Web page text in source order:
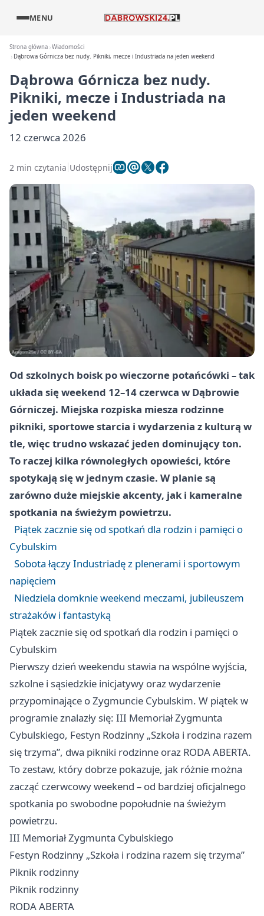
MENU
Strona główna Wiadomości
Dąbrowa Górnicza bez nudy. Pikniki, mecze i Industriada na jeden weekend
Dąbrowa Górnicza bez nudy.
Pikniki, mecze i Industriada na
jeden weekend
12 czerwca 2026
2 min czytania Udostępnij
Od szkolnych boisk po wieczorne potańcówki – tak
układa się weekend 12–14 czerwca w Dąbrowie
Górniczej. Miejska rozpiska miesza rodzinne
pikniki, sportowe starcia i wydarzenia z kulturą w
tle, więc trudno wskazać jeden dominujący ton.
To raczej kilka równoległych opowieści, które
spotykają się w jednym czasie. W planie są
zarówno duże miejskie akcenty, jak i kameralne
spotkania na świeżym powietrzu.
Piątek zacznie się od spotkań dla rodzin i pamięci o
Cybulskim
Sobota łączy Industriadę z plenerami i sportowym
napięciem
Niedziela domknie weekend meczami, jubileuszem
strażaków i fantastyką
Piątek zacznie się od spotkań dla rodzin i pamięci o
Cybulskim
Pierwszy dzień weekendu stawia na wspólne wyjścia,
szkolne i sąsiedzkie inicjatywy oraz wydarzenie
przypominające o Zygmuncie Cybulskim. W piątek w
programie znalazły się: III Memoriał Zygmunta
Cybulskiego, Festyn Rodzinny „Szkoła i rodzina razem
się trzyma”, dwa pikniki rodzinne oraz RODA ABERTA.
To zestaw, który dobrze pokazuje, jak różnie można
zacząć czerwcowy weekend – od bardziej oficjalnego
spotkania po swobodne popołudnie na świeżym
powietrzu.
III Memoriał Zygmunta Cybulskiego
Festyn Rodzinny „Szkoła i rodzina razem się trzyma”
Piknik rodzinny
Piknik rodzinny
RODA ABERTA